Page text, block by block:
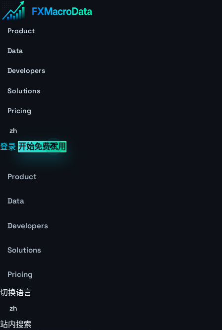
Product
Data
Developers
Solutions
Pricing
zh
登录 开始免费试用
Product
Data
Developers
Solutions
Pricing
切换语言
zh
站内搜索